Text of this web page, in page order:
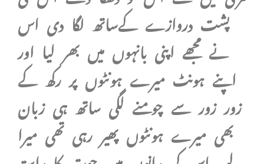
پشت دروازے کےساتھ لگا دی اس
نے مجھے اپنی بانہوں میں بھر لیا اور
اپنے ہونٹ میرے ہونٹوں پر رکھ کے
زور زور سے چومنے لگی ساتھ ہی زبان
بھی میرے ہونٹوں پھیر رہی تھی میرا